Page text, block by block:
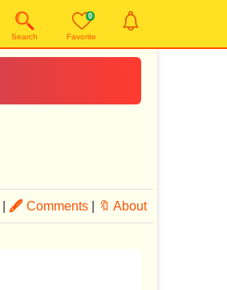
Search
0
Favorite
🖋 Comments 🔖 About